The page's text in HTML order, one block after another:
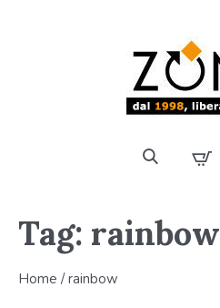
Tag: rainbow
Home /rainbow